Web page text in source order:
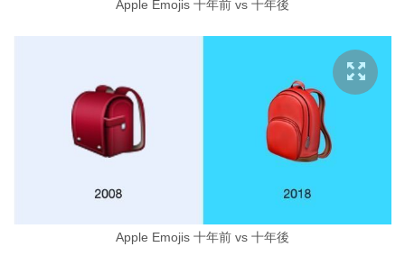
Apple Emojis 十年前 vs 十年後
Apple Emojis 十年前 vs 十年後